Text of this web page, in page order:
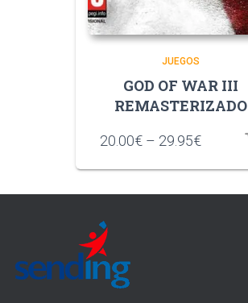
JUEGOS
GOD OF WAR III
REMASTERIZADO
20.00€ – 29.95€